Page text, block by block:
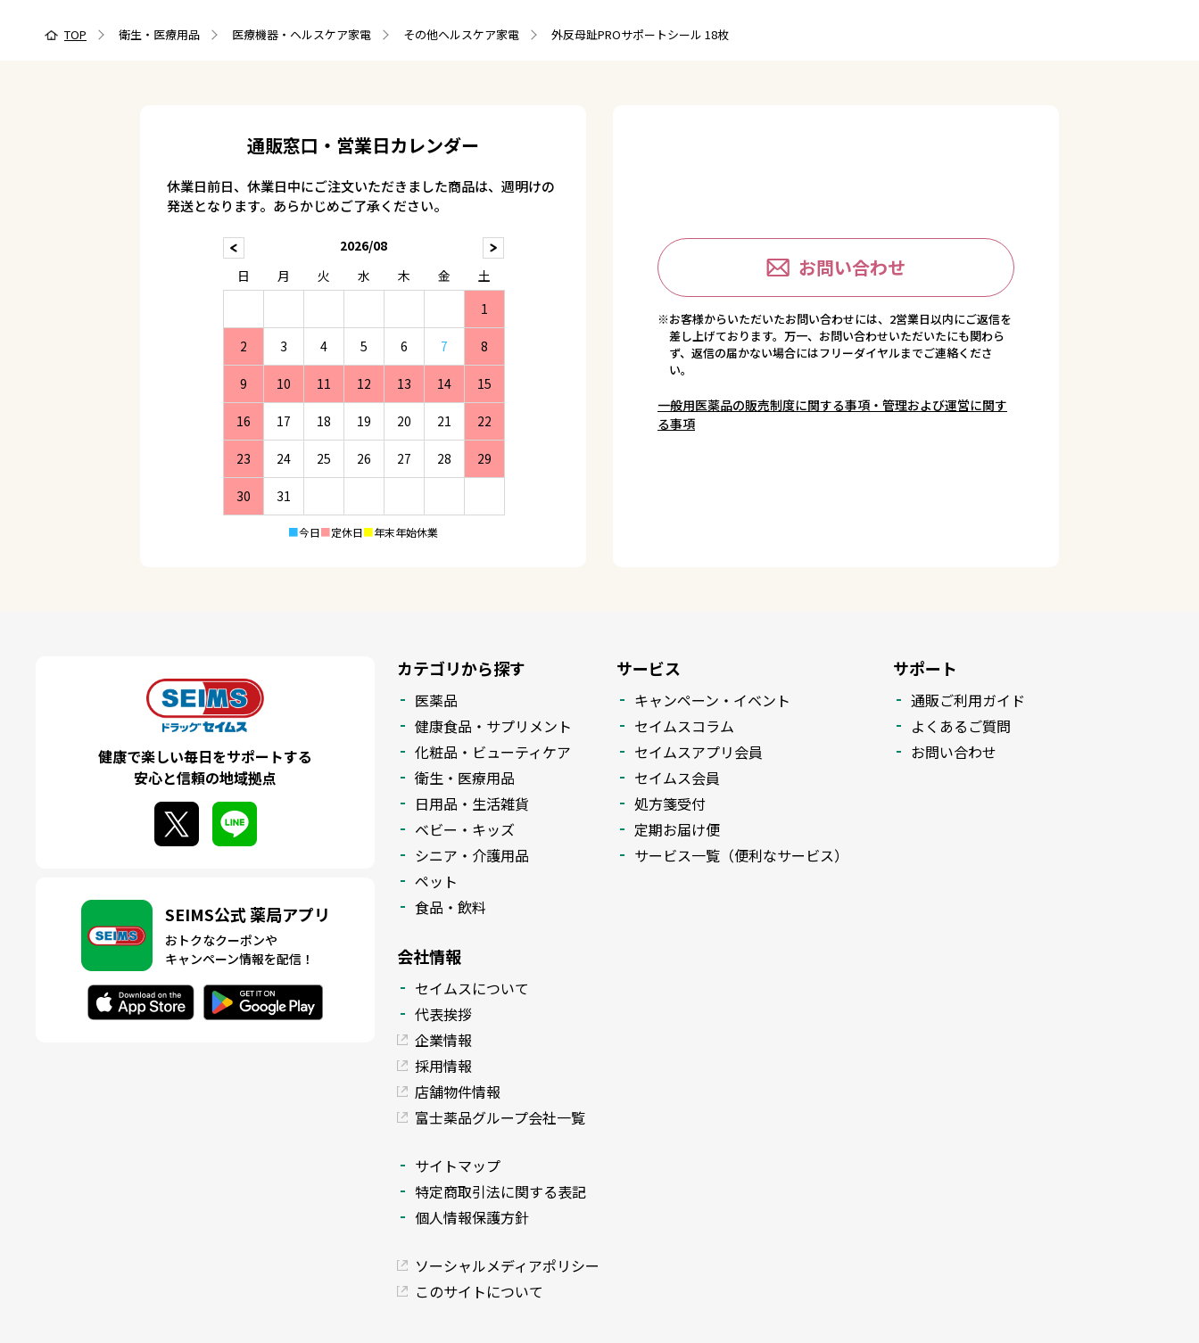
TOP 衛生・医療用品 医療機器・ヘルスケア家電 その他ヘルスケア家電 外反母趾PROサポートシール 18枚
通販窓口・営業日カレンダー
休業日前日、休業日中にご注文いただきました商品は、週明けの
発送となります。あらかじめご了承ください。
2026/08
日
月 火 水 木 金
土
1
2 3 4 5 6 7 8
9 10 11 12 13 14 15
16 17 18 19 20 21 22
23 24 25 26 27 28 29
30 31
■今日■定休日■年末年始休業
お問い合わせ
※お客様からいただいたお問い合わせには、2営業日以内にご返信を
差し上げております。万一、お問い合わせいただいたにも関わら
ず、返信の届かない場合にはフリーダイヤルまでご連絡くださ
い。
一般用医薬品の販売制度に関する事項・管理および運営に関す
る事項
健康で楽しい毎日をサポートする
安心と信頼の地域拠点
SEIMS公式 薬局アプリ
おトクなクーポンや
キャンペーン情報を配信！
カテゴリから探す
医薬品
健康食品・サプリメント
化粧品・ビューティケア
衛生・医療用品
日用品・生活雑貨
ベビー・キッズ
シニア・介護用品
ペット
食品・飲料
サービス
キャンペーン・イベント
セイムスコラム
セイムスアプリ会員
セイムス会員
処方箋受付
定期お届け便
サービス一覧（便利なサービス）
サポート
通販ご利用ガイド
よくあるご質問
お問い合わせ
会社情報
セイムスについて
代表挨拶
企業情報
採用情報
店舗物件情報
富士薬品グループ会社一覧
サイトマップ
特定商取引法に関する表記
個人情報保護方針
ソーシャルメディアポリシー
このサイトについて